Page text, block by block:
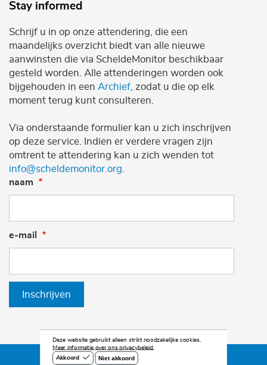
Stay informed
Schrijf u in op onze attendering, die een
maandelijks overzicht biedt van alle nieuwe
aanwinsten die via ScheldeMonitor beschikbaar
gesteld worden. Alle attenderingen worden ook
bijgehouden in een Archief , zodat u die op elk
moment terug kunt consulteren.
Via onderstaande formulier kan u zich inschrijven
op deze service. Indien er verdere vragen zijn
omtrent te attendering kan u zich wenden tot
info@scheldemonitor.org
naam
e-mail
Inschrijven
©2026 Scheldemonitor
Deze website gebruikt alleen strikt noodzakelijke cookies.
Meer informatie over ons privacybeleid.
Akkoord
Niet akkoord